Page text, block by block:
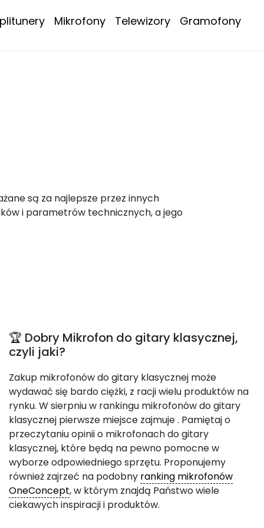
Mikrofony Telewizory Gramofony
są za najlepsze przez innych
i parametrów technicznych, a jego
🏆 Dobry Mikrofon do gitary klasycznej,
czyli jaki?
Zakup mikrofonów do gitary klasycznej może
wydawać się bardo ciężki, z racji wielu produktów na
rynku. W sierpniu w rankingu mikrofonów do gitary
klasycznej pierwsze miejsce zajmuje. Pamiętaj o
przeczytaniu opinii o mikrofonach do gitary
klasycznej, które będą na pewno pomocne w
wyborze odpowiedniego sprzętu. Proponujemy
również zajrzeć na podobny ranking mikrofonów
OneConcept, w którym znajdą Państwo wiele
ciekawych inspiracji i produktów.